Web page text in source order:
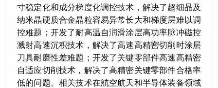
寸稳定化和成分梯度化调控技术，解决了超细晶及
纳米晶硬质合金晶粒容易异常长大和梯度层难以调
控难题；开发了耐高温自润滑涂层高功率脉冲磁控
溅射高速沉积技术，解决了高速高精密切削时涂层
刀具耐磨性差难题；开发了关键零部件高速高精密
自适应切削技术，解决了高精密关键零部件合格率
低的问题。相关技术在航空航天和半导体装备领域